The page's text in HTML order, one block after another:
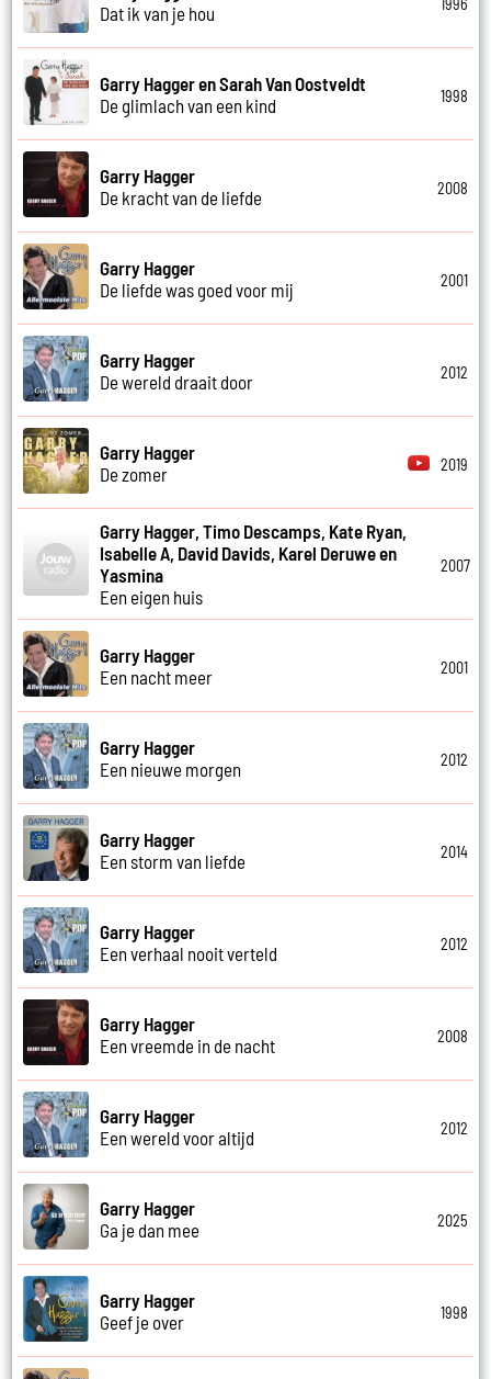
Dat ik van je hou
Garry Hagger en Sarah Van Oostveldt
De glimlach van een kind
1998
Garry Hagger
De kracht van de liefde
2008
Garry Hagger
De liefde was goed voor mij
2001
Garry Hagger
De wereld draait door
2012
Garry Hagger
De zomer
2019
Garry Hagger, Timo Descamps, Kate Ryan,
Isabelle A, David Davids, Karel Deruwe en
Yasmina
Een eigen huis
2007
Garry Hagger
Een nacht meer
2001
Garry Hagger
Een nieuwe morgen
2012
Garry Hagger
Een storm van liefde
2014
Garry Hagger
Een verhaal nooit verteld
2012
Garry Hagger
Een vreemde in de nacht
2008
Garry Hagger
Een wereld voor altijd
2012
Garry Hagger
Ga je dan mee
2025
Garry Hagger
Geef je over
1998